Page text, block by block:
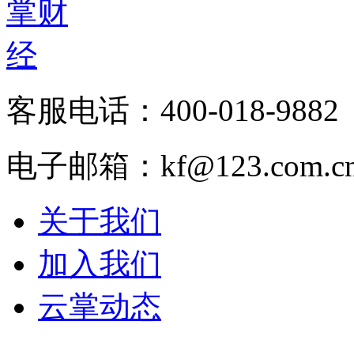
客服电话：400-018-9882
电子邮箱：
关于我们
加入我们
云掌动态